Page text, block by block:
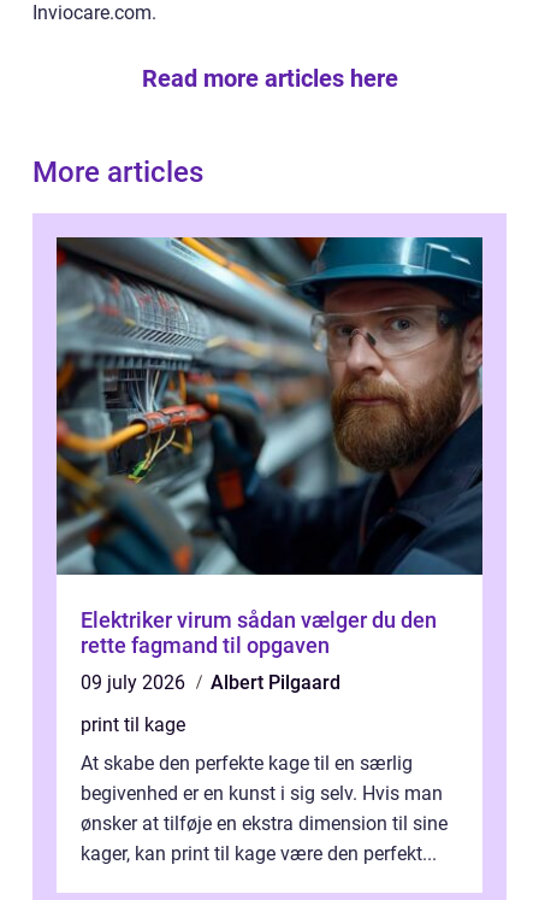
Inviocare.com.
Read more articles here
More articles
Elektriker virum sådan vælger du den
rette fagmand til opgaven
09 july 2026
Albert Pilgaard
print til kage
At skabe den perfekte kage til en særlig
begivenhed er en kunst i sig selv. Hvis man
ønsker at tilføje en ekstra dimension til sine
kager, kan print til kage være den perfekt...